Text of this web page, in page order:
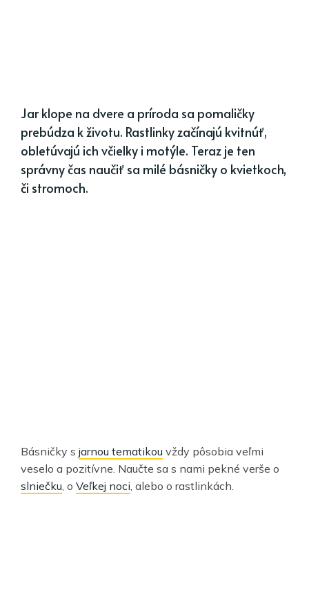
Jar klope na dvere a príroda sa pomaličky
prebúdza k životu. Rastlinky začínajú kvitnúť,
obletúvajú ich včielky i motýle. Teraz je ten
správny čas naučiť sa milé básničky o kvietkoch,
či stromoch.
Básničky s jarnou tematikou vždy pôsobia veľmi
veselo a pozitívne. Naučte sa s nami pekné verše o
slniečku, o Veľkej noci, alebo o rastlinkách.